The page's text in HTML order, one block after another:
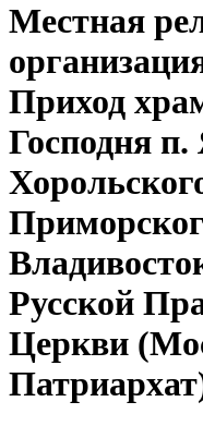
Местная
Приход
Господня
Русской
Церкви